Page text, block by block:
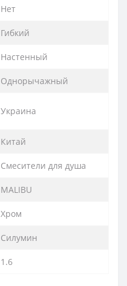
Нет
Гибкий
Настенный
Однорычажный
Украина
Китай
Смесители для душа
MALIBU
Хром
Силумин
1.6